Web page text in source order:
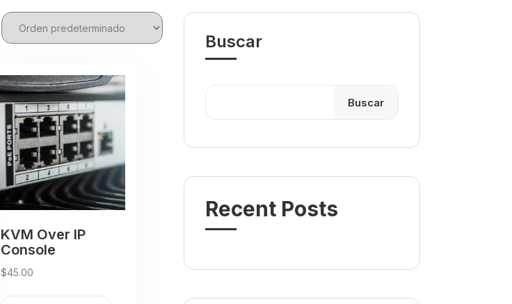
KVM Over IP
Console
$45.00
Buscar
Buscar
Recent Posts